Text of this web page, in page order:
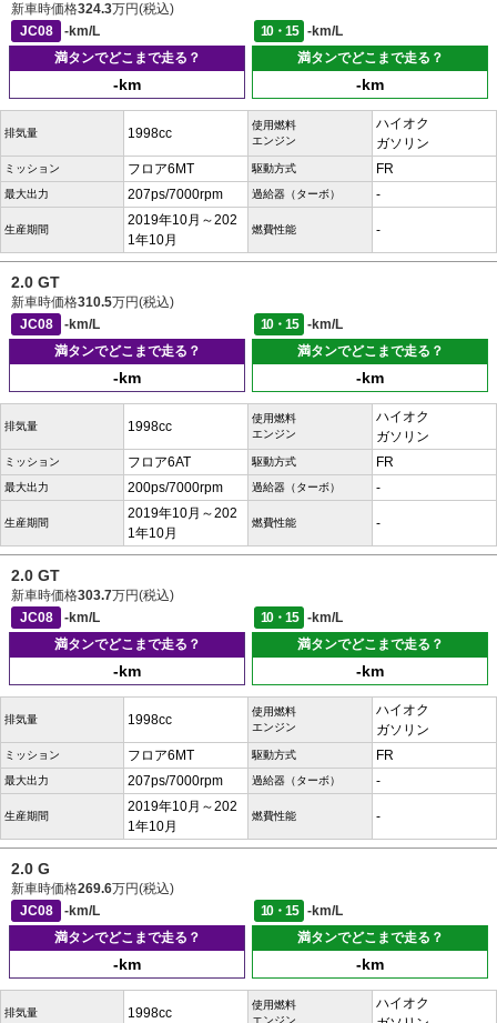
新車時価格324.3万円(税込)
JC08
-km/L 10・15
-km/L
満タンでどこまで走る？
-km
満タンでどこまで走る？
-km
排気量 1998cc
使用燃料
エンジン
ハイオク
ガソリン
ミッション フロア6MT 駆動方式 FR
最大出力 207ps/7000rpm 過給器（ターボ） -
生産期間
2019年10月～202
1年10月
燃費性能 -
2.0 GT
新車時価格310.5万円(税込)
JC08
-km/L 10・15
-km/L
満タンでどこまで走る？
-km
満タンでどこまで走る？
-km
排気量 1998cc
使用燃料
エンジン
ハイオク
ガソリン
ミッション フロア6AT 駆動方式 FR
最大出力 200ps/7000rpm 過給器（ターボ） -
生産期間
2019年10月～202
1年10月
燃費性能 -
2.0 GT
新車時価格303.7万円(税込)
JC08
-km/L 10・15
-km/L
満タンでどこまで走る？
-km
満タンでどこまで走る？
-km
排気量 1998cc
使用燃料
エンジン
ハイオク
ガソリン
ミッション フロア6MT 駆動方式 FR
最大出力 207ps/7000rpm 過給器（ターボ） -
生産期間
2019年10月～202
1年10月
燃費性能 -
2.0 G
新車時価格269.6万円(税込)
JC08
-km/L 10・15
-km/L
満タンでどこまで走る？
-km
満タンでどこまで走る？
-km
排気量 1998cc
使用燃料
エンジン
ハイオク